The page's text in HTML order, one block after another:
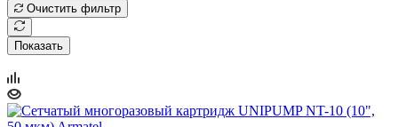
Очистить фильтр
Показать